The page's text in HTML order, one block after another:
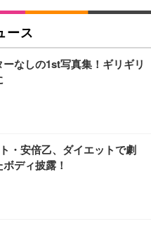
チェア／デスクチェア メッシ
れない ブラック
ア デスクチェア 疲れない テレ
クレスト 30度ロッキング機
ポート 90度跳ね上げ式アーム
ンチェア (ブラック)
デスクチェア 疲れない テレ
クレスト 30度ロッキング機
ポート 90度跳ね上げ式アーム
レミアムモニター | FlexScan
グモニター DualSense 充電
）
27インチ 液晶モニタ
）VA 非光沢 HDMI/DisplayP
蔵 高さ調整 スイベル VESA対
ットシーツ 厚型 ワイド 42枚
収面:ライトブルー)
・オムツ L 中型犬用 26枚入
ベーシック) 【Amazon.co.jp
イリスオーヤマ ペットシーツ
100枚入 (x 1) (ケース販売)
ース
なしの1st写真集！ギリギリ
・安倍乙、ダイエットで劇
ディ披露！